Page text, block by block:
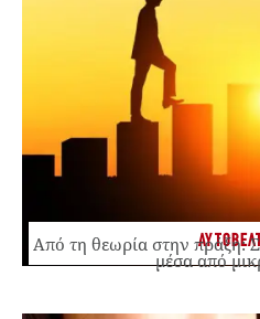
Από τη θεωρία στην πράξη:
μέσα από